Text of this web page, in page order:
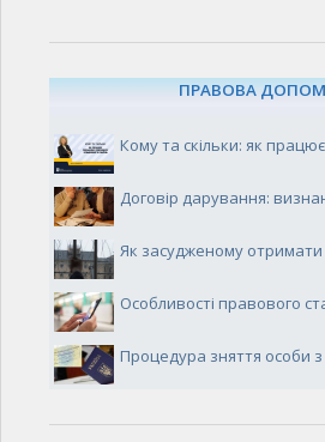
ПРАВОВА
Кому та скільки: як
Договір дарування:
Як засудженому
Особливості правового
Процедура зняття особи з